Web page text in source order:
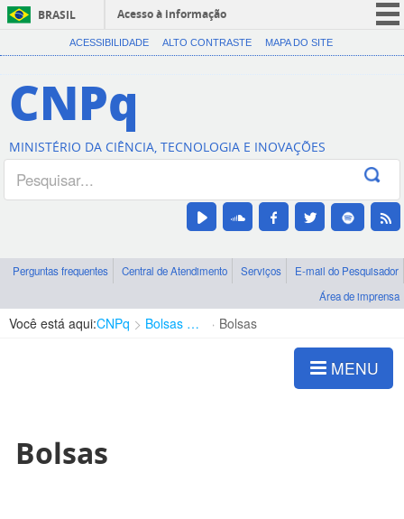
BRASIL
Acesso à informação
CORONAVÍRUS (COVID-19)
Canais
ACESSIBILIDADE ALTO CONTRASTE MAPA DO SITE
CNPq
MINISTÉRIO DA CIÊNCIA, TECNOLOGIA E INOVAÇÕES
Perguntas frequentes Central de Atendimento Serviços
E-mail do Pesquisador
Área de imprensa
Você está aqui:CNPq Bolsas e Auxílios Vigentes Bolsas
MENU
Bolsas